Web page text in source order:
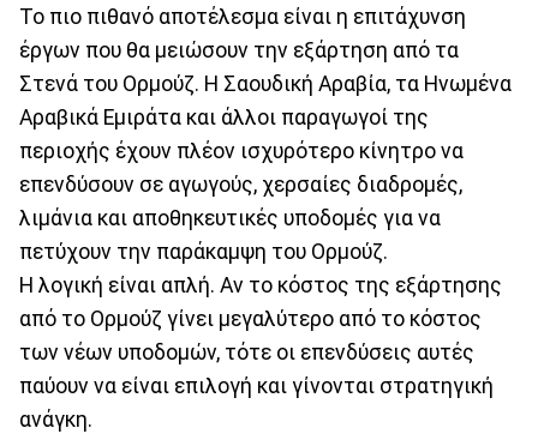
Το πιο πιθανό αποτέλεσμα είναι η επιτάχυνση
έργων που θα μειώσουν την εξάρτηση από τα
Στενά του Ορμούζ. Η Σαουδική Αραβία, τα Ηνωμένα
Αραβικά Εμιράτα και άλλοι παραγωγοί της
περιοχής έχουν πλέον ισχυρότερο κίνητρο να
επενδύσουν σε αγωγούς, χερσαίες διαδρομές,
λιμάνια και αποθηκευτικές υποδομές για να
πετύχουν την παράκαμψη του Ορμούζ.
Η λογική είναι απλή. Αν το κόστος της εξάρτησης
από το Ορμούζ γίνει μεγαλύτερο από το κόστος
των νέων υποδομών, τότε οι επενδύσεις αυτές
παύουν να είναι επιλογή και γίνονται στρατηγική
ανάγκη.